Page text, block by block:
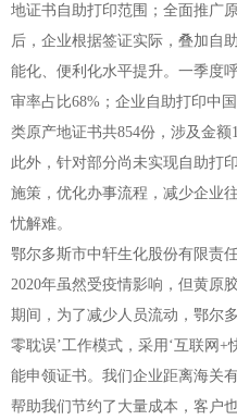
地证书自助打印范围；全面推广
后，企业根据签证实际，叠加自
能化、便利化水平提升。一季度
审率占比68%；企业自助打印中
类原产地证书共854份，涉及金额
此外，针对部分尚未实现自助打
施策，优化办事流程，减少企业
忧解难。
鄂尔多斯市中轩生化股份有限责
2020年虽然受疫情影响，但黄原
期间，为了减少人员流动，鄂尔
零耽误’工作模式，采用‘互联网+
能申领证书。我们企业距离海关
帮助我们节约了大量成本，客户